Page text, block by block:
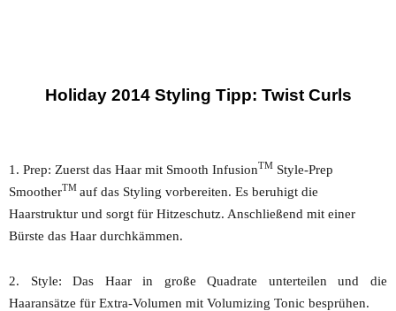
Holiday 2014 Styling Tipp: Twist Curls
1. Prep: Zuerst das Haar mit Smooth InfusionTM Style-Prep
SmootherTM auf das Styling vorbereiten. Es beruhigt die
Haarstruktur und sorgt für Hitzeschutz. Anschließend mit einer
Bürste das Haar durchkämmen.
2. Style: Das Haar in große Quadrate unterteilen und die
Haaransätze für Extra-Volumen mit Volumizing Tonic besprühen.